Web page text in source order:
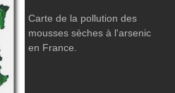
Carte de la pollution des
mousses sèches à l'arsenic
en France.